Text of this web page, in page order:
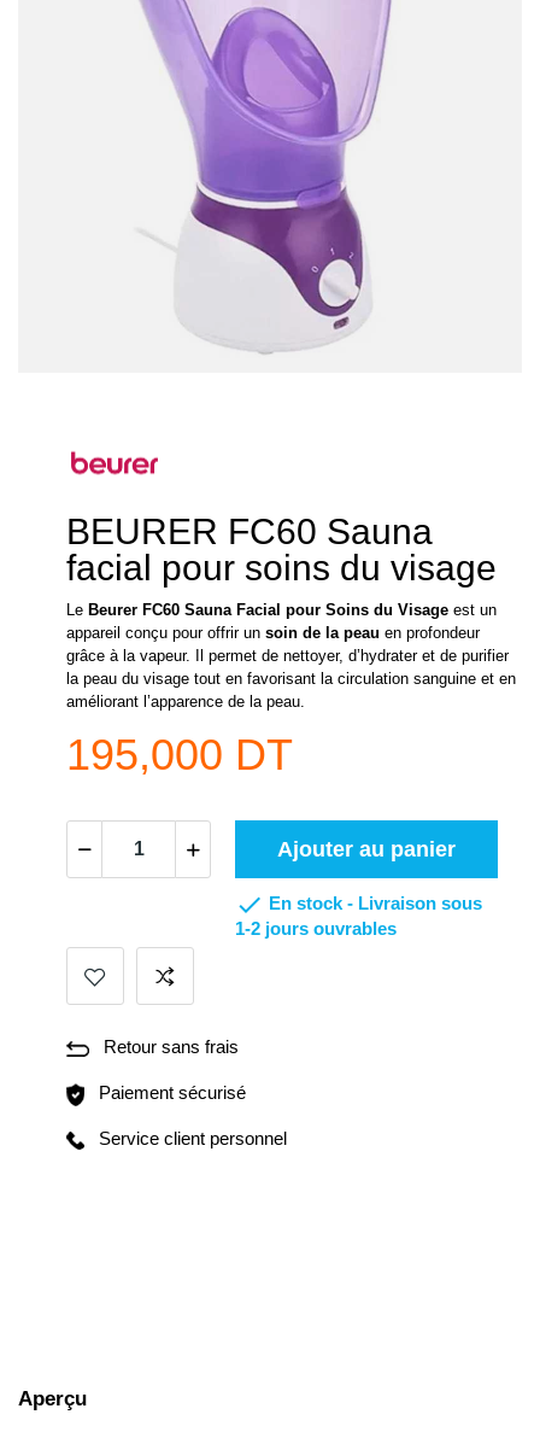
BEURER FC60 Sauna
facial pour soins du visage
Le Beurer FC60 Sauna Facial pour Soins du Visage est un
appareil conçu pour offrir un soin de la peau en profondeur
grâce à la vapeur. Il permet de nettoyer, d’hydrater et de purifier
la peau du visage tout en favorisant la circulation sanguine et en
améliorant l’apparence de la peau.
195,000 DT
Ajouter au panier
 En stock - Livraison sous
1-2 jours ouvrables
Retour sans frais
Paiement sécurisé
Service client personnel
Aperçu